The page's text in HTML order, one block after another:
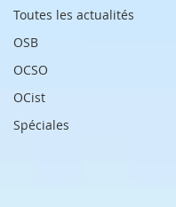
Toutes les actualités
OSB
OCSO
OCist
Spéciales